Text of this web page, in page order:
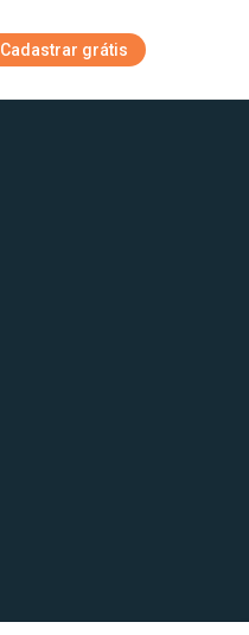
Cadastrar grátis